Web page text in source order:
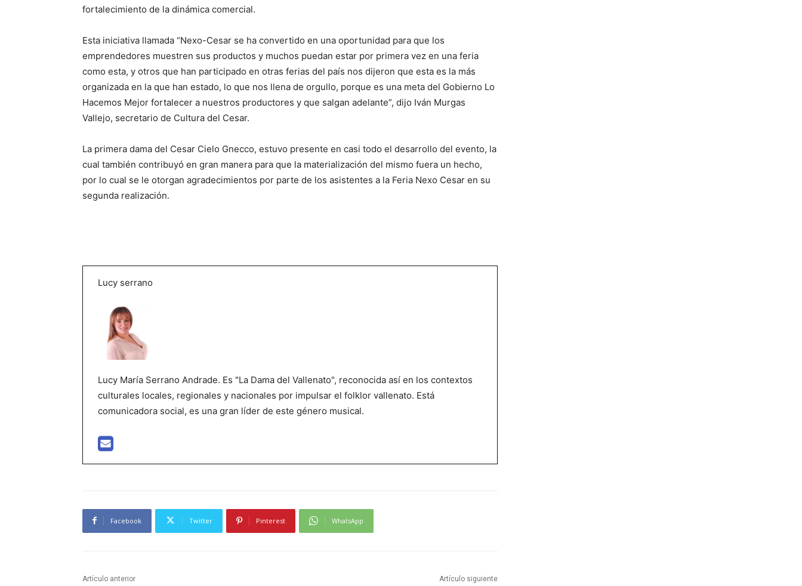
fortalecimiento de la dinámica comercial.
Esta iniciativa llamada “Nexo-Cesar se ha convertido en una oportunidad para que los
emprendedores muestren sus productos y muchos puedan estar por primera vez en una feria
como esta, y otros que han participado en otras ferias del país nos dijeron que esta es la más
organizada en la que han estado, lo que nos llena de orgullo, porque es una meta del Gobierno Lo
Hacemos Mejor fortalecer a nuestros productores y que salgan adelante”, dijo Iván Murgas
Vallejo, secretario de Cultura del Cesar.
La primera dama del Cesar Cielo Gnecco, estuvo presente en casi todo el desarrollo del evento, la
cual también contribuyó en gran manera para que la materialización del mismo fuera un hecho,
por lo cual se le otorgan agradecimientos por parte de los asistentes a la Feria Nexo Cesar en su
segunda realización.
Lucy serrano
Lucy María Serrano Andrade. Es "La Dama del Vallenato", reconocida así en los contextos
culturales locales, regionales y nacionales por impulsar el folklor vallenato. Está
comunicadora social, es una gran líder de este género musical.
Facebook Twitter Pinterest WhatsApp
Artículo anterior Artículo siguiente